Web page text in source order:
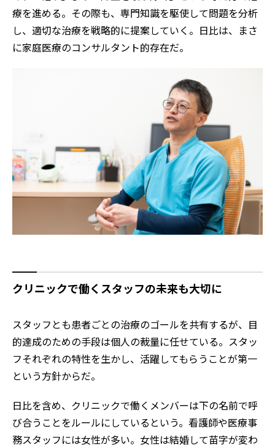
療を進める。その際も、専門知識を駆使して問題を分析
し、適切な治療を戦略的に提案していく。日比は、まさ
に家庭医療のコンサルタント的存在だ。
クリニックで働くスタッフの未来も大切に
スタッフとも患者ごとの治療のゴールを共有するが、目
的達成のための手段は個人の裁量に任せている。スタッ
フそれぞれの特性を生かし、活躍してもらうことが第一
という方針からだ。
日比を含め、クリニックで働くメンバーは下の名前で呼
び合うことをルールにしているという。看護師や医療事
務スタッフには女性が多い。女性は結婚して苗字が変わ